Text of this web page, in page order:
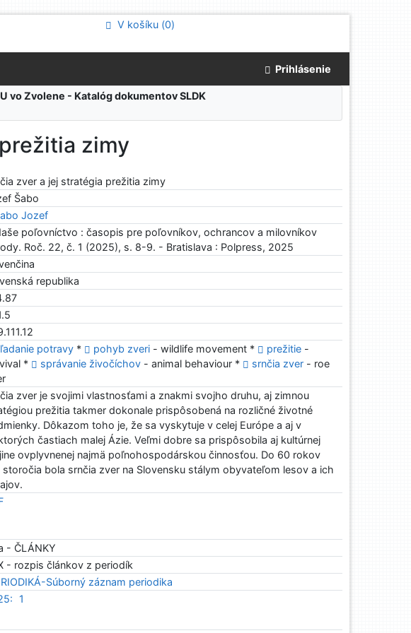
V košíku (0)
Prihlásenie
vo Zvolene - Katalóg dokumentov SLDK
zimy
zver a jej stratégia prežitia zimy
Šabo
Jozef
poľovníctvo : časopis pre poľovníkov, ochrancov a milovníkov
Roč. 22, č. 1 (2025), s. 8-9. - Bratislava : Polpress, 2025
republika
potravy * pohyb zveri - wildlife movement * prežitie -
*
správanie živočíchov - animal behaviour * srnčia zver - roe
zver je svojimi vlastnosťami a znakmi svojho druhu, aj zimnou
prežitia takmer dokonale prispôsobená na rozličné životné
Dôkazom toho je, že sa vyskytuje v celej Európe a aj v
častiach malej Ázie. Veľmi dobre sa prispôsobila aj kultúrnej
ovplyvnenej najmä poľnohospodárskou činnosťou. Do 60 rokov
storočia bola srnčia zver na Slovensku stálym obyvateľom lesov a ich
- ČLÁNKY
- rozpis článkov z periodík
Súborný záznam periodika
1